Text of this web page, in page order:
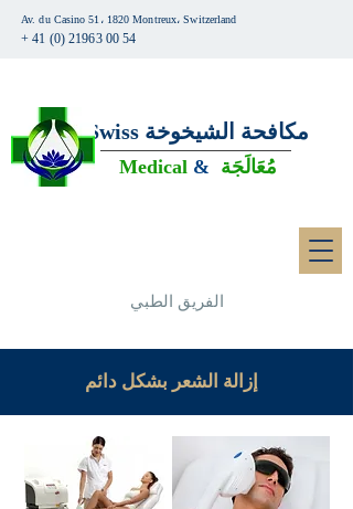
Av. du Casino 51، 1820 Montreux، Switzerland
+ 41 (0) 21963 00 54
Swiss مكافحة الشيخوخة
Medical & مُعَالَجَة
الفريق الطبي
إزالة الشعر بشكل دائم